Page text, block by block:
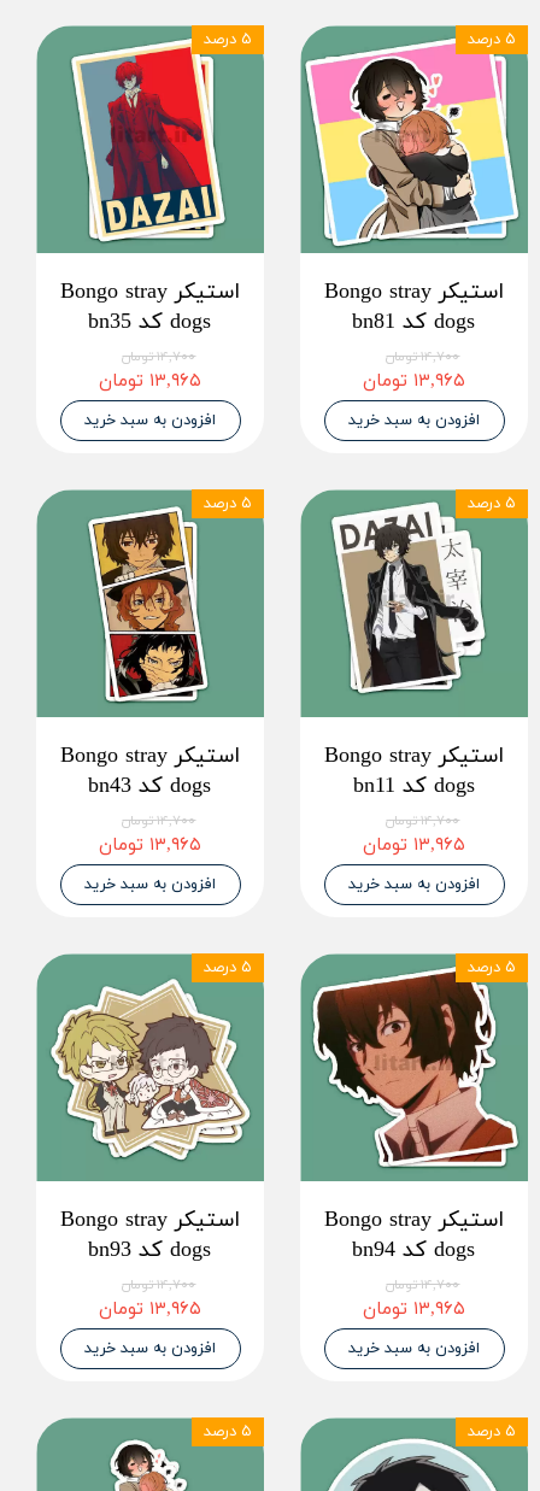
استیکر Bongo stray
dogs کد bn81
۱۴,۷۰۰ تومان
۱۳,۹۶۵ تومان
افزودن به سبد خرید
۵ درصد
استیکر Bongo stray
dogs کد bn35
۱۴,۷۰۰ تومان
۱۳,۹۶۵ تومان
افزودن به سبد خرید
۵ درصد
استیکر Bongo stray
dogs کد bn11
۱۴,۷۰۰ تومان
۱۳,۹۶۵ تومان
افزودن به سبد خرید
۵ درصد
استیکر Bongo stray
dogs کد bn43
۱۴,۷۰۰ تومان
۱۳,۹۶۵ تومان
افزودن به سبد خرید
۵ درصد
استیکر Bongo stray
dogs کد bn94
۱۴,۷۰۰ تومان
۱۳,۹۶۵ تومان
افزودن به سبد خرید
۵ درصد
استیکر Bongo stray
dogs کد bn93
۱۴,۷۰۰ تومان
۱۳,۹۶۵ تومان
افزودن به سبد خرید
۵ درصد
۵ درصد ۵ درصد